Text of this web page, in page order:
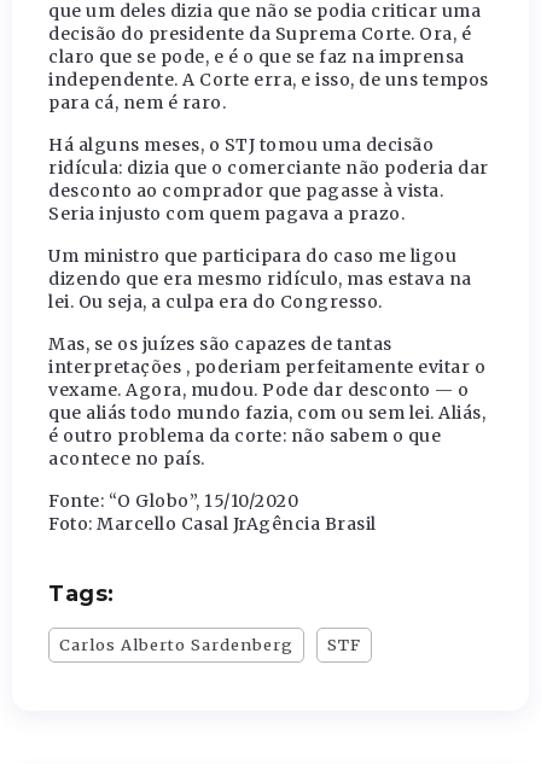
que um deles dizia que não se podia criticar uma
decisão do presidente da Suprema Corte. Ora, é
claro que se pode, e é o que se faz na imprensa
independente. A Corte erra, e isso, de uns tempos
para cá, nem é raro.
Há alguns meses, o STJ tomou uma decisão
ridícula: dizia que o comerciante não poderia dar
desconto ao comprador que pagasse à vista.
Seria injusto com quem pagava a prazo.
Um ministro que participara do caso me ligou
dizendo que era mesmo ridículo, mas estava na
lei. Ou seja, a culpa era do Congresso.
Mas, se os juízes são capazes de tantas
interpretações , poderiam perfeitamente evitar o
vexame. Agora, mudou. Pode dar desconto — o
que aliás todo mundo fazia, com ou sem lei. Aliás,
é outro problema da corte: não sabem o que
acontece no país.
Fonte: “O Globo”, 15/10/2020
Foto: Marcello Casal JrAgência Brasil
Tags:
Carlos Alberto Sardenberg STF